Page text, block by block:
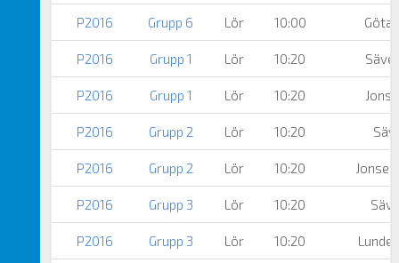
P2016 Grupp 6 Lör 10:00
P2016 Grupp 1 Lör 10:20
P2016 Grupp 1 Lör 10:20
P2016 Grupp 2 Lör 10:20
P2016 Grupp 2 Lör 10:20
P2016 Grupp 3 Lör 10:20
P2016 Grupp 3 Lör 10:20